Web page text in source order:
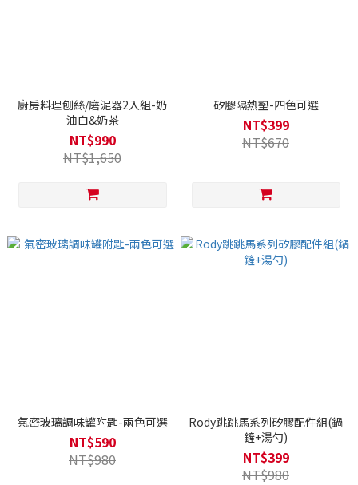
廚房料理刨絲/磨泥器2入組-奶
油白&奶茶
NT$990
NT$1,650
矽膠隔熱墊-四色可選
NT$399
NT$670
氣密玻璃調味罐附匙-兩色可選
NT$590
NT$980
Rody跳跳馬系列矽膠配件組(鍋
鏟+湯勺)
NT$399
NT$980